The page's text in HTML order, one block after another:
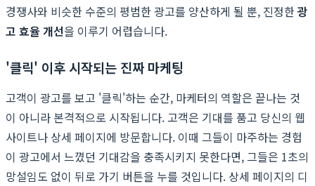
경쟁사와 비슷한 수준의 평범한 광고를 양산하게 될 뿐, 진정한광
고 효율 개선을 이루기 어렵습니다.
'클릭' 이후 시작되는 진짜 마케팅
고객이 광고를 보고 '클릭'하는 순간, 마케터의 역할은 끝나는 것
이 아니라 본격적으로 시작됩니다. 고객은 기대를 품고 당신의 웹
사이트나 상세 페이지에 방문합니다. 이때 그들이 마주하는 경험
이 광고에서 느꼈던 기대감을 충족시키지 못한다면, 그들은 1초의
망설임도 없이 뒤로 가기 버튼을 누를 것입니다. 상세 페이지의 디